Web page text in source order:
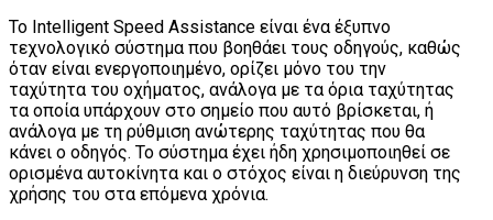
Το Intelligent Speed Assistance είναι ένα έξυπνο
τεχνολογικό σύστημα που βοηθάει τους οδηγούς, καθώς
όταν είναι ενεργοποιημένο, ορίζει μόνο του την
ταχύτητα του οχήματος, ανάλογα με τα όρια ταχύτητας
τα οποία υπάρχουν στο σημείο που αυτό βρίσκεται, ή
ανάλογα με τη ρύθμιση ανώτερης ταχύτητας που θα
κάνει ο οδηγός. Το σύστημα έχει ήδη χρησιμοποιηθεί σε
ορισμένα αυτοκίνητα και ο στόχος είναι η διεύρυνση της
χρήσης του στα επόμενα χρόνια.